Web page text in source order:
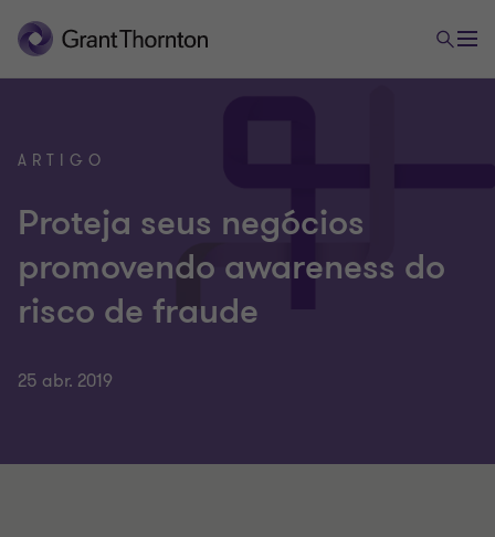
ARTIGO
Proteja seus negócios
promovendo awareness do
risco de fraude
25 abr. 2019